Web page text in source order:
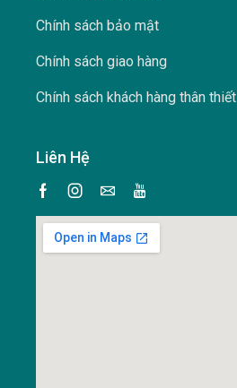
Chính sách bảo mật
Chính sách giao hàng
Chính sách khách hàng thân thiết
Liên Hệ